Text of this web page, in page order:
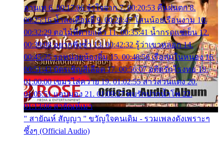
ลานเท 6. 00:17:06 จำใจจาก 7. 00:20:53 คืนฝนตก 8.
00:25:16 น้ำลงเดือนยี่ 9. 00:28:47 โสนน้อยเรือนงาม 10.
00:32:29 ตอไม้ที่ตายแล้ว 11. 00:35:41 น้ำกรดแช่เย็น 12.
00:39:08 อยากฟังซ้ำ 13. 00:42:32 รู้ว่าเขาหลอก 14.
00:45:25 รอหน่อยน้องติ๋ม 15. 00:48:56 เรือล่มในหนอง 16.
00:51:43 บัตรเชิญสีเลือด 17. 00:56:07 อดีตรักโรงทอ 18.
01:00:00 เขมรไล่ควาย 19. 01:02:55 สาวสวนแตง 20.
01:05:51 แอบมอง 21. 01:09:27 พบรักปากน้ำโพ 22.
01:13:06 สายัณห์เมา
" สายัณห์ สัญญา " ขวัญใจคนเดิม - รวมเพลงดังเพราะๆ
ซึ้งๆ (Official Audio)